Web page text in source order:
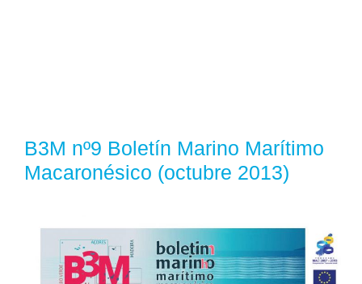
B3M nº9 Boletín Marino Marítimo
Macaronésico (octubre 2013)